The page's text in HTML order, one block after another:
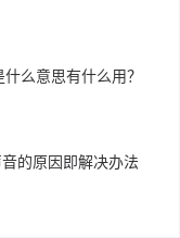
么意思有什么用？
的原因即解决办法